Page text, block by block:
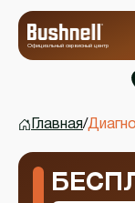
Официальный сервисный центр
Главная/